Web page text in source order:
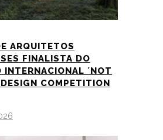
ARQUITETOS
FINALISTA DO
INTERNACIONAL ´NOT
COMPETITION